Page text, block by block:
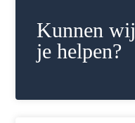
Kunnen wij
je helpen?